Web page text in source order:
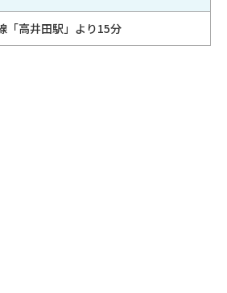
「高井田駅」より15分